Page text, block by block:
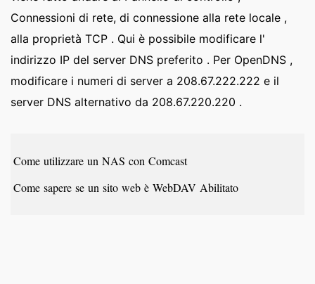
Connessioni di rete, di connessione alla rete locale ,
alla proprietà TCP . Qui è possibile modificare l'
indirizzo IP del server DNS preferito . Per OpenDNS ,
modificare i numeri di server a 208.67.222.222 e ​​il
server DNS alternativo da 208.67.220.220 .
Come utilizzare un NAS con Comcast
Come sapere se un sito web è WebDAV Abilitato